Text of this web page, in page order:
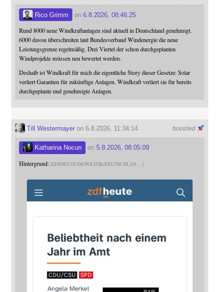
Rico Grimm on 6.8.2026, 08:46:25
Rund 8000 neue Windkraftanlagen sind aktuell in Deutschland genehmigt.
6000 davon überschreiten laut Bundesverband Windenergie die neue
Leistungsgrenze regelmäßig. Drei Viertel der schon durchgeplanten
Windprojekte müssen neu bewertet werden.
Deshalb ist Windkraft für mich die eigentliche Story dieser Gesetze: Solar
verliert Garantien für zukünftige Anlagen. Windkraft verliert sie für bereits
durchgeplante und genehmigte Anlagen.
boosted
Till Westermayeron 6.8.2026, 11:34:14
Katharina Nocun on 5.8.2026, 08:05:09
Hintergrund: ZDFHEUTE.DE/POLITIK/DEUTSCHLAN